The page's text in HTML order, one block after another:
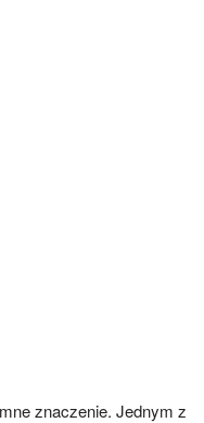
znaczenie. Jednym z